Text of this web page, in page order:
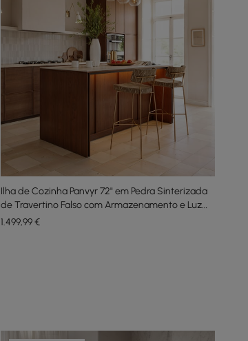
Ilha de Cozinha Panvyr 72" em Pedra Sinterizada
de Travertino Falso com Armazenamento e Luz
LED
1.499,99€